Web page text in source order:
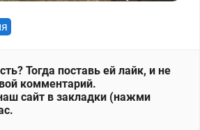
Тогда поставь ей лайк, и не
комментарий.
сайт в закладки (нажми